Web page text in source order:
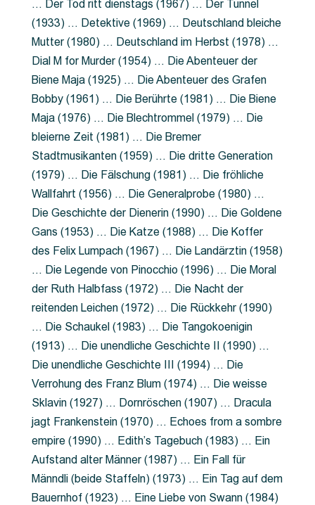
… Der Tod ritt dienstags (1967) … Der Tunnel
(1933) … Detektive (1969) … Deutschland bleiche
Mutter (1980) … Deutschland im Herbst (1978) …
Dial M for Murder (1954) … Die Abenteuer der
Biene Maja (1925) … Die Abenteuer des Grafen
Bobby (1961) … Die Berührte (1981) … Die Biene
Maja (1976) … Die Blechtrommel (1979) … Die
bleierne Zeit (1981) … Die Bremer
Stadtmusikanten (1959) … Die dritte Generation
(1979) … Die Fälschung (1981) … Die fröhliche
Wallfahrt (1956) … Die Generalprobe (1980) …
Die Geschichte der Dienerin (1990) … Die Goldene
Gans (1953) … Die Katze (1988) … Die Koffer
des Felix Lumpach (1967) … Die Landärztin (1958)
… Die Legende von Pinocchio (1996) … Die Moral
der Ruth Halbfass (1972) … Die Nacht der
reitenden Leichen (1972) … Die Rückkehr (1990)
… Die Schaukel (1983) … Die Tangokoenigin
(1913) … Die unendliche Geschichte II (1990) …
Die unendliche Geschichte III (1994) … Die
Verrohung des Franz Blum (1974) … Die weisse
Sklavin (1927) … Dornröschen (1907) … Dracula
jagt Frankenstein (1970) … Echoes from a sombre
empire (1990) … Edith’s Tagebuch (1983) … Ein
Aufstand alter Männer (1987) … Ein Fall für
Männdli (beide Staffeln) (1973) … Ein Tag auf dem
Bauernhof (1923) … Eine Liebe von Swann (1984)